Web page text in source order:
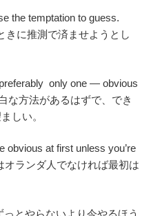
the temptation to guess.
きに推測で済ませようとし
only one — obvious
方法があるはずで、でき
しい。
obvious at first unless you’re
ランダ人でなければ最初は
とやらないより今やるほう